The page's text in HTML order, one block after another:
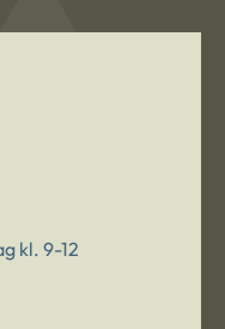
kl. 9-12